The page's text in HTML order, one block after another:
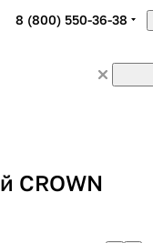
8 (800) 550-36-38
CROWN